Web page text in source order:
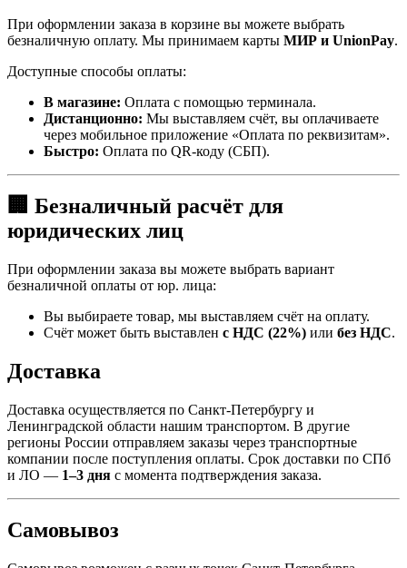
При оформлении заказа в корзине вы можете выбрать
безналичную оплату. Мы принимаем карты МИР и UnionPay.
Доступные способы оплаты:
В магазине: Оплата с помощью терминала.
Дистанционно: Мы выставляем счёт, вы оплачиваете
через мобильное приложение «Оплата по реквизитам».
Быстро: Оплата по QR-коду (СБП).
🏢 Безналичный расчёт для
юридических лиц
При оформлении заказа вы можете выбрать вариант
безналичной оплаты от юр. лица:
Вы выбираете товар, мы выставляем счёт на оплату.
Счёт может быть выставлен с НДС (22%) или без НДС.
Доставка
Доставка осуществляется по Санкт-Петербургу и
Ленинградской области нашим транспортом. В другие
регионы России отправляем заказы через транспортные
компании после поступления оплаты. Срок доставки по СПб
и ЛО — 1–3 дня с момента подтверждения заказа.
Самовывоз